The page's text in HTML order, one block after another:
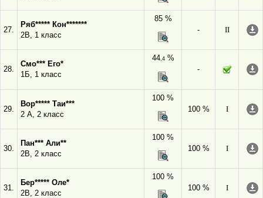
27.
Ряб***** Кон*******
2В, 1 класс
85 %
-
II
28.
Смо*** Его*
1Б, 1 класс
44,4%
-
29.
Вор***** Таи***
2 А, 2 класс
100 %
100 %
I
30.
Пан*** Али**
2В, 2 класс
100 %
100 %
I
31.
Бер***** Оле*
2В, 2 класс
100 %
100 %
I